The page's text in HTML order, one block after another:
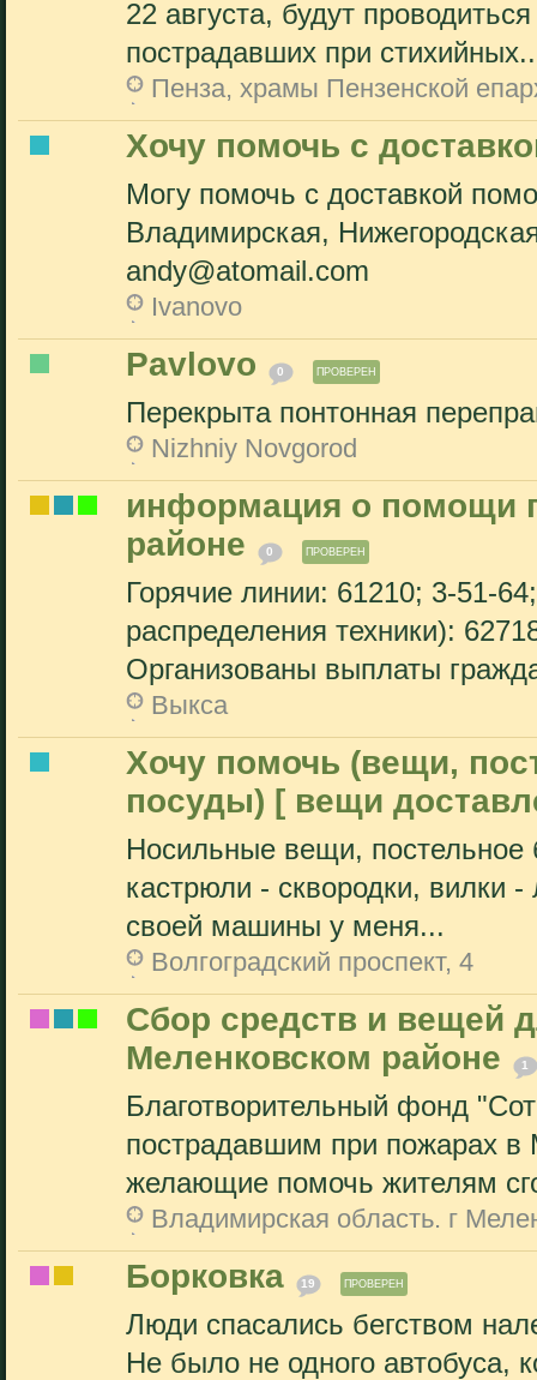
22 августа, будут
пострадавших при
Пенза, храмы Пензенской
Хочу помочь с
Могу помочь с доставкой
Владимирская,
andy@atomail.com
Ivanovo
Pavlovo 0 ПРОВЕРЕН
Перекрыта понтонная
Nizhniy Novgorod
информация о помощи
районе
0 ПРОВЕРЕН
Горячие линии: 61210; 3-51-
распределения техники):
Организованы выплаты
Выкса
Хочу помочь (вещи,
посуды) [ вещи
Носильные вещи, постельное
кастрюли - сквородки, вилки
своей машины у меня...
Волгоградский проспект, 4
Сбор средств и вещей
Меленковском районе
1
Благотворительный фонд
пострадавшим при пожарах
желающие помочь жителям
Владимирская область. г
Борковка 19 ПРОВЕРЕН
Люди спасались бегством
Не было не одного автобуса,